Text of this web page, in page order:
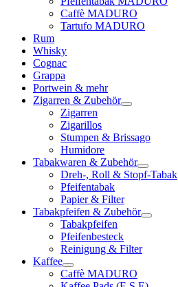
Caffè MADURO
Tartufo MADURO
Rum
Whisky
Cognac
Grappa
Portwein & mehr
Zigarren & Zubehör
Zigarren
Zigarillos
Stumpen & Brissago
Humidore
Tabakwaren & Zubehör
Dreh-, Roll & Stopf-Tabak
Pfeifentabak
Papier & Filter
Tabakpfeifen & Zubehör
Tabakpfeifen
Pfeifenbesteck
Reinigung & Filter
Kaffee
Caffè MADURO